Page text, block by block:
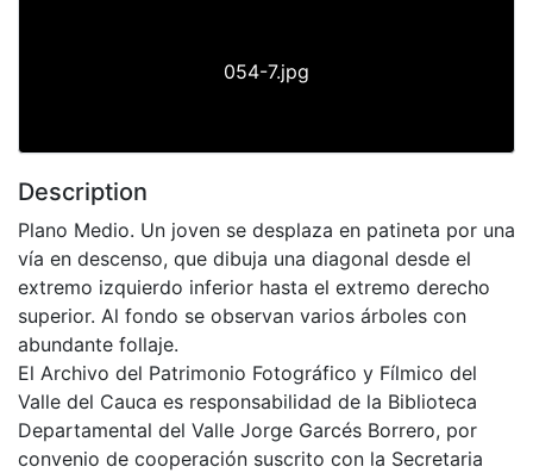
054-7.jpg
Description
Plano Medio. Un joven se desplaza en patineta por una
vía en descenso, que dibuja una diagonal desde el
extremo izquierdo inferior hasta el extremo derecho
superior. Al fondo se observan varios árboles con
abundante follaje.
El Archivo del Patrimonio Fotográfico y Fílmico del
Valle del Cauca es responsabilidad de la Biblioteca
Departamental del Valle Jorge Garcés Borrero, por
convenio de cooperación suscrito con la Secretaria